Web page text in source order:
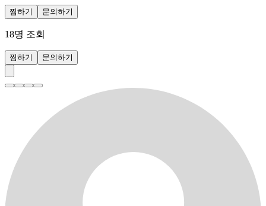
찜하기 문의하기
18명 조회
찜하기 문의하기